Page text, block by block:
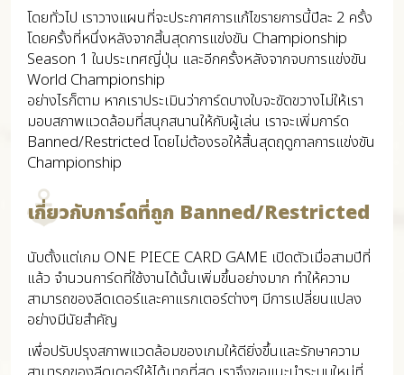
โดยทั่วไป เราวางแผนที่จะประกาศการแก้ไขรายการนี้ปีละ 2 ครั้ง
โดยครั้งที่หนึ่งหลังจากสิ้นสุดการแข่งขัน Championship
Season 1 ในประเทศญี่ปุ่น และอีกครั้งหลังจากจบการแข่งขัน
World Championship
อย่างไรก็ตาม หากเราประเมินว่าการ์ดบางใบจะขัดขวางไม่ให้เรา
มอบสภาพแวดล้อมที่สนุกสนานให้กับผู้เล่น เราจะเพิ่มการ์ด
Banned/Restricted โดยไม่ต้องรอให้สิ้นสุดฤดูกาลการแข่งขัน
Championship
เกี่ยวกับการ์ดที่ถูก Banned/Restricted
นับตั้งแต่เกม ONE PIECE CARD GAME เปิดตัวเมื่อสามปีที่
แล้ว จำนวนการ์ดที่ใช้งานได้นั้นเพิ่มขึ้นอย่างมาก ทำให้ความ
สามารถของลีดเดอร์และคาแรกเตอร์ต่างๆ มีการเปลี่ยนแปลง
อย่างมีนัยสำคัญ
เพื่อปรับปรุงสภาพแวดล้อมของเกมให้ดียิ่งขึ้นและรักษาความ